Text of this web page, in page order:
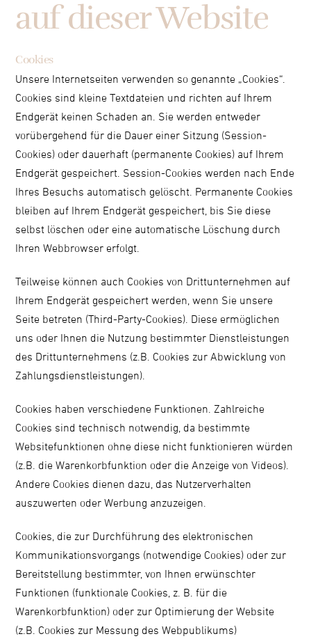
auf dieser Website
Cookies
Unsere Internetseiten verwenden so genannte „Cookies“.
Cookies sind kleine Textdateien und richten auf Ihrem
Endgerät keinen Schaden an. Sie werden entweder
vorübergehend für die Dauer einer Sitzung (Session-
Cookies) oder dauerhaft (permanente Cookies) auf Ihrem
Endgerät gespeichert. Session-Cookies werden nach Ende
Ihres Besuchs automatisch gelöscht. Permanente Cookies
bleiben auf Ihrem Endgerät gespeichert, bis Sie diese
selbst löschen oder eine automatische Löschung durch
Ihren Webbrowser erfolgt.
Teilweise können auch Cookies von Drittunternehmen auf
Ihrem Endgerät gespeichert werden, wenn Sie unsere
Seite betreten (Third-Party-Cookies). Diese ermöglichen
uns oder Ihnen die Nutzung bestimmter Dienstleistungen
des Drittunternehmens (z.B. Cookies zur Abwicklung von
Zahlungsdienstleistungen).
Cookies haben verschiedene Funktionen. Zahlreiche
Cookies sind technisch notwendig, da bestimmte
Websitefunktionen ohne diese nicht funktionieren würden
(z.B. die Warenkorbfunktion oder die Anzeige von Videos).
Andere Cookies dienen dazu, das Nutzerverhalten
auszuwerten oder Werbung anzuzeigen.
Cookies, die zur Durchführung des elektronischen
Kommunikationsvorgangs (notwendige Cookies) oder zur
Bereitstellung bestimmter, von Ihnen erwünschter
Funktionen (funktionale Cookies, z. B. für die
Warenkorbfunktion) oder zur Optimierung der Website
(z.B. Cookies zur Messung des Webpublikums)